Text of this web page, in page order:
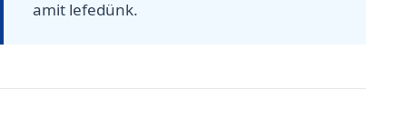
amit lefedünk.